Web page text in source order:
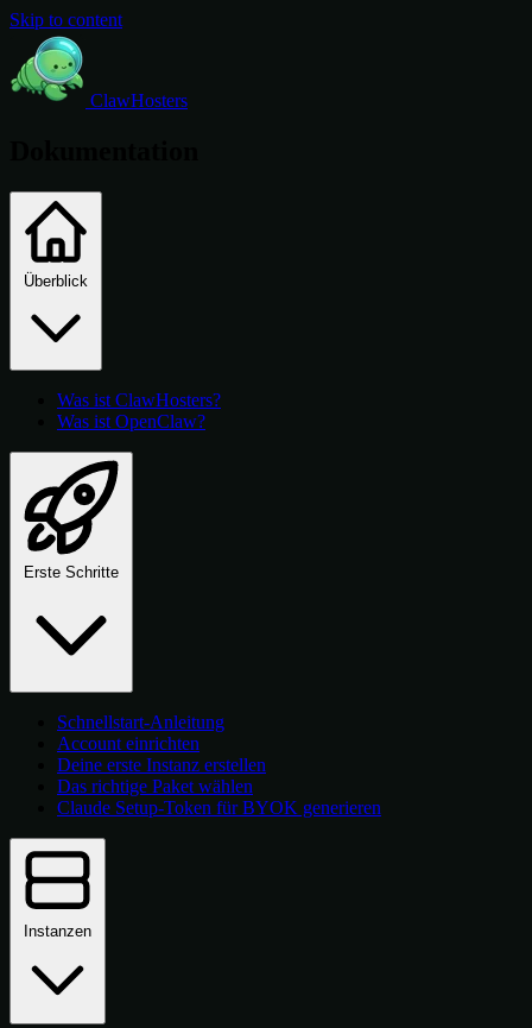
Skip to content
ClawHosters
Überblick
Was ist ClawHosters?
Was ist OpenClaw?
Erste Schritte
Schnellstart-Anleitung
Account einrichten
Deine erste Instanz erstellen
Das richtige Paket wählen
Claude Setup-Token für BYOK generieren
Instanzen